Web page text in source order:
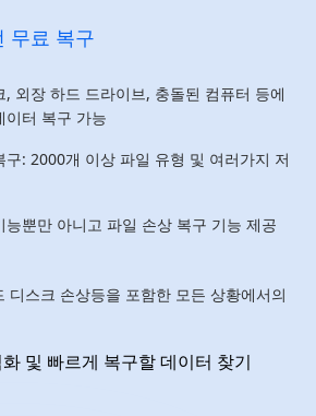
무료 복구
, 외장 하드 드라이브, 충돌된 컴퓨터 등에
이터 복구 가능
구: 2000개 이상 파일 유형 및 여러가지 저
능뿐만 아니고 파일 손상 복구 기능 제공
디스크 손상등을 포함한 모든 상황에서의
및 빠르게 복구할 데이터 찾기